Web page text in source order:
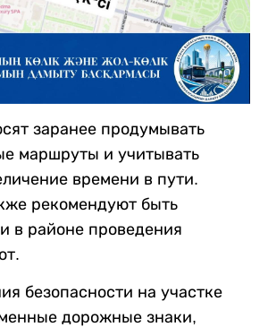
заранее продумывать
маршруты и учитывать
времени в пути.
рекомендуют быть
в районе проведения
безопасности на участке
дорожные знаки,